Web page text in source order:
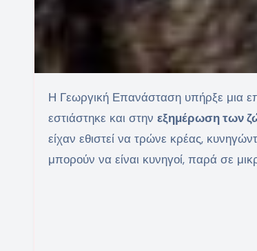
Η Γεωργική Επανάσταση υπήρξε μια επανάσταση εστιασμένη στην εξημέρωση των φυτών. Όμως, παράλληλα,
εστιάστηκε και στην εξημέρωση των
είχαν εθιστεί να τρώνε κρέας,
μπορούν να είναι κυνηγοί, παρά σε